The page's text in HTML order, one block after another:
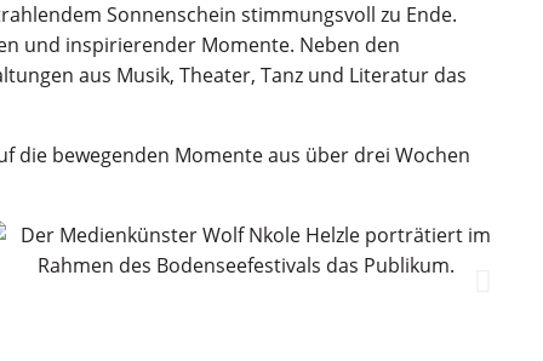
Sonnenschein stimmungsvoll zu Ende.
und inspirierender Momente. Neben den
aus Musik, Theater, Tanz und Literatur das
die bewegenden Momente aus über drei Wochen